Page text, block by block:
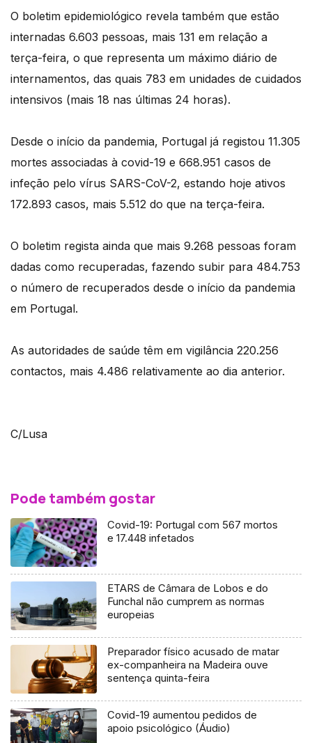
O boletim epidemiológico revela também que estão
internadas 6.603 pessoas, mais 131 em relação a
terça-feira, o que representa um máximo diário de
internamentos, das quais 783 em unidades de cuidados
intensivos (mais 18 nas últimas 24 horas).
Desde o início da pandemia, Portugal já registou 11.305
mortes associadas à covid-19 e 668.951 casos de
infeção pelo vírus SARS-CoV-2, estando hoje ativos
172.893 casos, mais 5.512 do que na terça-feira.
O boletim regista ainda que mais 9.268 pessoas foram
dadas como recuperadas, fazendo subir para 484.753
o número de recuperados desde o início da pandemia
em Portugal.
As autoridades de saúde têm em vigilância 220.256
contactos, mais 4.486 relativamente ao dia anterior.
C/Lusa
Pode também gostar
Covid-19: Portugal com 567 mortos
e 17.448 infetados
ETARS de Câmara de Lobos e do
Funchal não cumprem as normas
europeias
Preparador físico acusado de matar
ex-companheira na Madeira ouve
sentença quinta-feira
Covid-19 aumentou pedidos de
apoio psicológico (Áudio)